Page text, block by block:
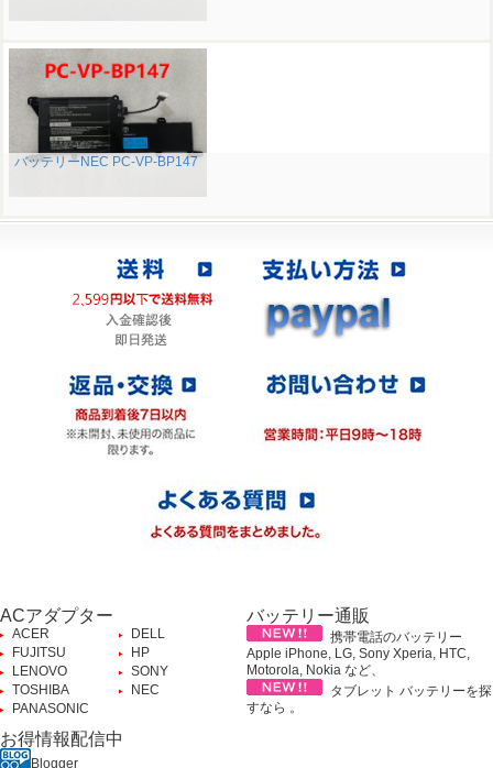
バッテリーNEC PC-VP-BP147
ACアダプター
ACER
DELL
FUJITSU
HP
LENOVO
SONY
TOSHIBA
NEC
PANASONIC
バッテリー通販
携帯電話のバッテリー
Apple iPhone, LG, Sony Xperia, HTC,
Motorola, Nokia など、
タブレット バッテリーを探
すなら 。
お得情報配信中
Blogger